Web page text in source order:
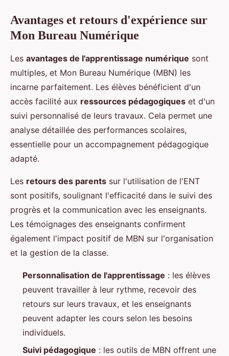
Avantages et retours d'expérience sur
Mon Bureau Numérique
Les avantages de l'apprentissage numérique sont
multiples, et Mon Bureau Numérique (MBN) les
incarne parfaitement. Les élèves bénéficient d'un
accès facilité aux ressources pédagogiques et d'un
suivi personnalisé de leurs travaux. Cela permet une
analyse détaillée des performances scolaires,
essentielle pour un accompagnement pédagogique
adapté.
Les retours des parents sur l'utilisation de l'ENT
sont positifs, soulignant l'efficacité dans le suivi des
progrès et la communication avec les enseignants.
Les témoignages des enseignants confirment
également l'impact positif de MBN sur l'organisation
et la gestion de la classe.
Personnalisation de l'apprentissage : les élèves
peuvent travailler à leur rythme, recevoir des
retours sur leurs travaux, et les enseignants
peuvent adapter les cours selon les besoins
individuels.
Suivi pédagogique : les outils de MBN offrent une